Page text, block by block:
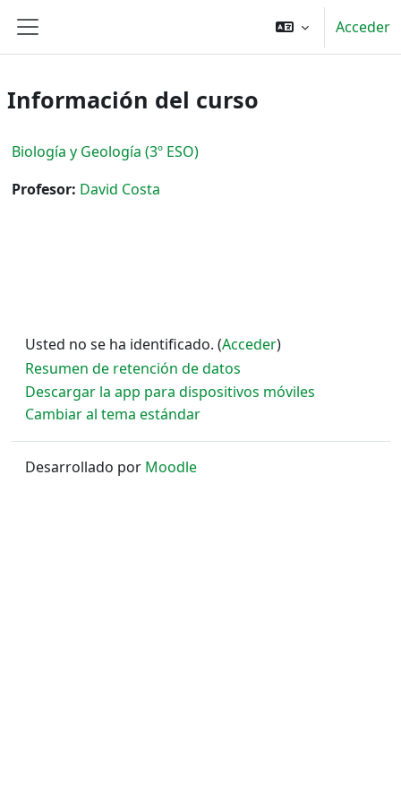
Panel lateral
Acceder
Información del curso
Biología y Geología (3º ESO)
Profesor: David Costa
Usted no se ha identificado. (Acceder)
Resumen de retención de datos
Descargar la app para dispositivos móviles
Cambiar al tema estándar
Desarrollado por Moodle